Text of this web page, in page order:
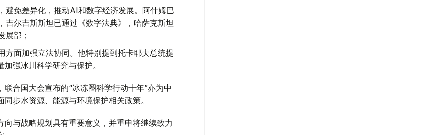
避免差异化，推动AI和数字经济发展。阿什姆巴
尔吉斯斯坦已通过《数字法典》，哈萨克斯坦
展部；
面加强立法协同。他特别提到托卡耶夫总统提
强冰川科学研究与保护。
合国大会宣布的“冰冻圈科学行动十年”亦为中
步水资源、能源与环境保护相关政策。
与战略规划具有重要意义，并重申将继续致力